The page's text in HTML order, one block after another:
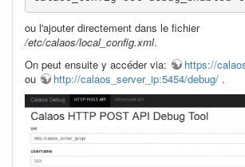
ou l'ajouter directement dans le fichier
/etc/calaos/local_config.xml.
On peut ensuite y accéder via:
https://
ou
http://calaos_server_ip:5454/debug/ .